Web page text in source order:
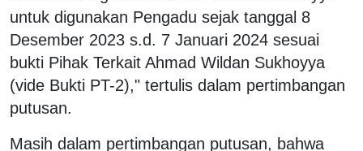
untuk digunakan Pengadu sejak tanggal 8
Desember 2023 s.d. 7 Januari 2024 sesuai
bukti Pihak Terkait Ahmad Wildan Sukhoyya
(vide Bukti PT-2)," tertulis dalam pertimbangan
putusan.
Masih dalam pertimbangan putusan, bahwa